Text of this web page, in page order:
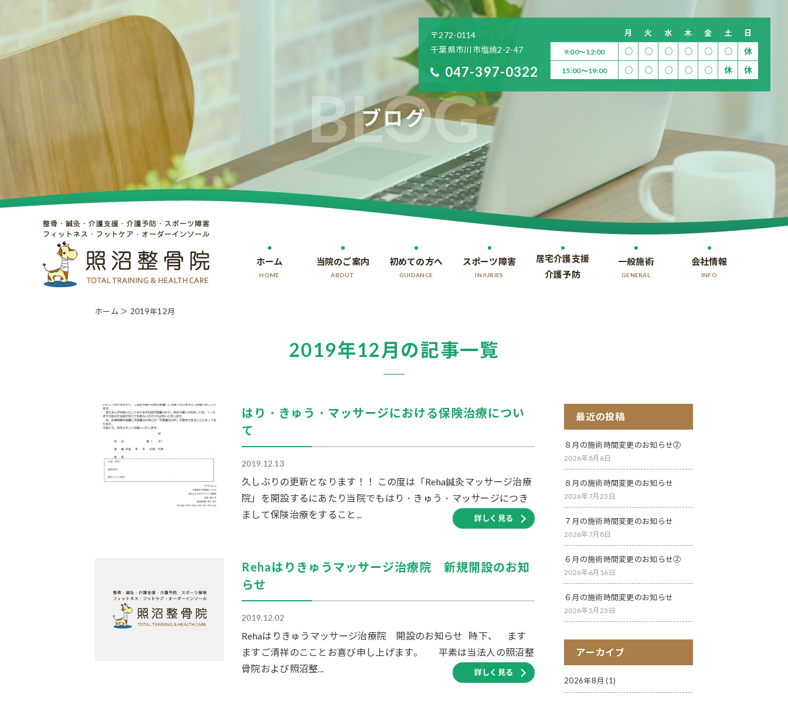
ブログ
ホーム
HOME
当院のご案内
ABOUT
初めての方へ
GUIDANCE
スポーツ障害
INJURIES
居宅介護支援
介護予防
一般施術
GENERAL
会社情報
INFO
〒272-0114
千葉県市川市塩焼2-2-47
047-397-0322
月 火 水 木 金 土 日
9:00～12:00 ○ ○ ○ ○ ○ ○ 休
15:00～19:00 ○ ○ ○ ○ ○ 休 休
ホーム ＞ 2019年12月
2019年12月の記事一覧
はり・きゅう・マッサージにおける保険治療につい
て
2019.12.13
久しぶりの更新となります！！ この度は「Reha鍼灸マッサージ治療
院」を開設するにあたり当院でもはり・きゅう・マッサージにつき
まして保険治療をすること...
詳しく見る
Rehaはりきゅうマッサージ治療院 新規開設のお知
らせ
2019.12.02
Rehaはりきゅうマッサージ治療院 開設のお知らせ 時下、 ます
ますご清祥のこことお喜び申し上げます。 平素は当法人の照沼整
骨院および照沼整...
詳しく見る
最近の投稿
８月の施術時間変更のお知らせ②
2026年8月6日
８月の施術時間変更のお知らせ
2026年7月23日
７月の施術時間変更のお知らせ
2026年7月8日
６月の施術時間変更のお知らせ②
2026年6月16日
６月の施術時間変更のお知らせ
2026年5月23日
アーカイブ
2026年8月 (1)